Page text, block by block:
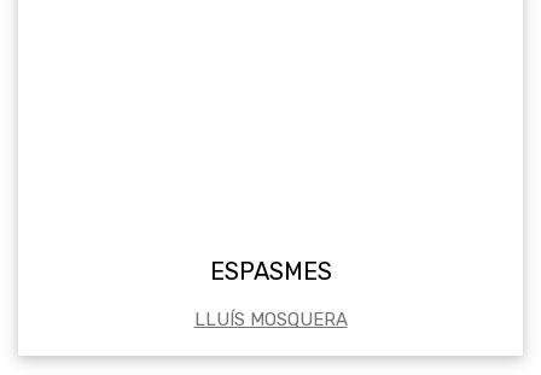
ESPASMES
LLUÍS MOSQUERA